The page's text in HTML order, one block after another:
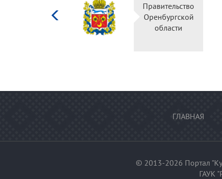
культуры
Российской
Правительство
Оренбургской
области
ГЛАВНАЯ
© 2013-2026 Портал
ГАУК